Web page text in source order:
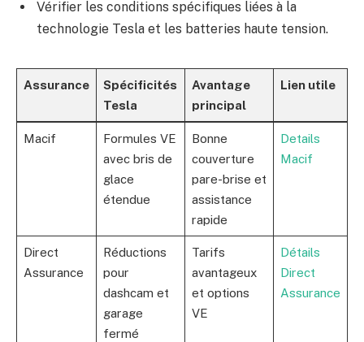
Vérifier les conditions spécifiques liées à la
technologie Tesla et les batteries haute tension.
Assurance
Spécificités
Tesla
Avantage
principal
Lien utile
Macif
Formules VE
avec bris de
glace
étendue
Bonne
couverture
pare-brise et
assistance
rapide
Details
Macif
Direct
Assurance
Réductions
pour
dashcam et
garage
fermé
Tarifs
avantageux
et options
VE
Détails
Direct
Assurance